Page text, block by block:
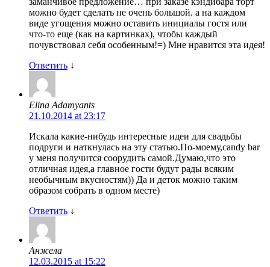
можно будет сделать не очень большой. а на каждом
виде угощения можно оставить инициалы гостя или
что-то еще (как на картинках), чтобы каждый
почувствовал себя особенным!=) Мне нравится эта идея!
Ответить ↓
Elina Adamyants
21.10.2014 at 23:17
Искала какие-нибудь интересные идеи для свадьбы
подруги и наткнулась на эту статью.По-моему,candy bar
у меня получится соорудить самой.Думаю,что это
отличная идея,а главное гости будут рады всяким
необычным вкусностям)) Да и деток можно таким
образом собрать в одном месте)
Ответить ↓
Анжела
12.03.2015 at 15:22